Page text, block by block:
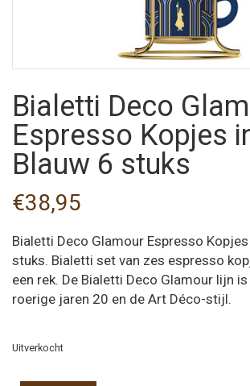
Bialetti Deco
Espresso Kopjes
Blauw 6 stuks
€38,95
Bialetti Deco Glamour Espresso
stuks. Bialetti set van zes espresso
een rek. De Bialetti Deco Glamour lijn
roerige jaren 20 en de Art Déco-stijl.
Uitverkocht